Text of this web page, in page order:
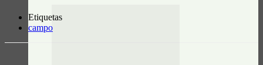
Etiquetas
campo